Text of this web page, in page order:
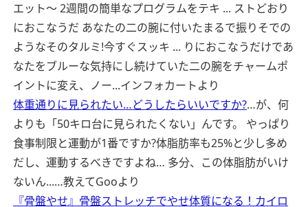
エット〜 2週間の簡単なプログラムをテキ ... ストどおり
におこなうだ あなたの二の腕に付いたまるで振りそでの
ようなそのタルミ!今すぐスッキ ... りにおこなうだけであ
なたをブルーな気持にし続けていた二の腕をチャームポ
イントに変え、ノー...インフォカートより
体重通りに見られたい…どうしたらいいですか?…が、何
よりも「50キロ台に見られたくない」んです。 やっぱり
食事制限と運動が1番ですか?体脂肪率も25%と少し多め
だし、運動するべきですよね… 多分、この体脂肪がいけ
ないん...…教えてGooより
『骨盤やせ』骨盤ストレッチでやせ体質になる！カイロ